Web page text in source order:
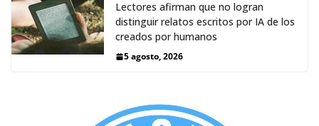
Lectores afirman que no logran
distinguir relatos escritos por IA de los
creados por humanos
5 agosto, 2026